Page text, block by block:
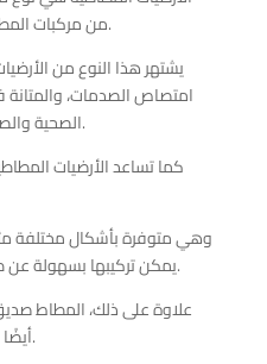
من مركبات المطاط الطبيعي أو المطاط الصناعي.
يشتهر هذا النوع من
امتصاص الصدمات،
الصحية والصناعة والمساحات التجارية الأخرى.
كما تساعد الأرضيات
وهي متوفرة بأشكال مختلفة
يمكن تركيبها بسهولة عن طريق آليات التعشيق أو الالتصاق.
علاوة على ذلك، المطاط
أيضًا من إعادة تدوير المواد المطاطية.